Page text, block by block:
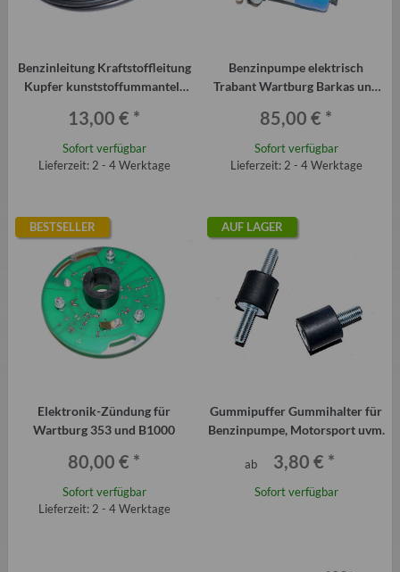
Benzinleitung Kraftstoffleitung
Kupfer kunststoffummantelt
13,00 € *
Sofort verfügbar
Lieferzeit: 2 - 4 Werktage
Benzinpumpe elektrisch
Trabant Wartburg Barkas und
85,00 € *
Sofort verfügbar
Lieferzeit: 2 - 4 Werktage
BESTSELLER
Elektronik-Zündung für
Wartburg 353 und B1000
80,00 € *
Sofort verfügbar
Lieferzeit: 2 - 4 Werktage
AUF LAGER
Gummipuffer Gummihalter für
Benzinpumpe, Motorsport uvm.
ab 3,80 € *
Sofort verfügbar